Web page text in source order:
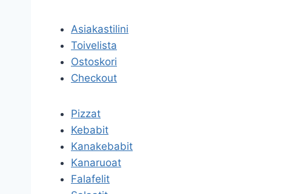
Asiakastilini
Toivelista
Ostoskori
Checkout
Pizzat
Kebabit
Kanakebabit
Kanaruoat
Falafelit